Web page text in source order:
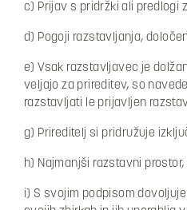
c) Prijav s pridržki ali predlogi
d) Pogoji razstavljanja,
e) Vsak razstavljavec je
veljajo za prireditev, so
razstavljati le prijavljen
g) Prireditelj si pridružuje
h) Najmanjši razstavni
i) S svojim podpisom